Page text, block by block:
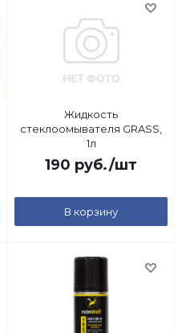
Жидкость
стеклоомывателя GRASS,
1л
190 руб./шт
В корзину